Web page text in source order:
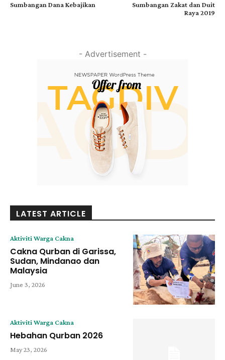
Sumbangan Dana Kebajikan
Sumbangan Zakat dan Duit
Raya 2019
- Advertisement -
LATEST ARTICLE
Aktiviti Warga Cakna
Cakna Qurban di Garissa,
Sudan, Mindanao dan
Malaysia
June 3, 2026
Aktiviti Warga Cakna
Hebahan Qurban 2026
May 23, 2026